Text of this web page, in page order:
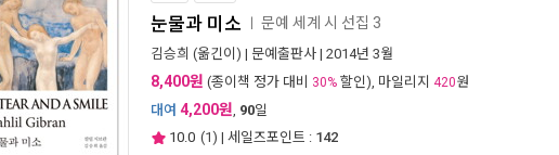
눈물과 미소 문예 세계 시 선집 3
김승희 (옮긴이) | 문예출판사 | 2014년 3월
8,400원 (종이책 정가 대비 30% 할인), 마일리지 420원
대여 4,200원, 90일
10.0 (1) | 세일즈포인트 : 142